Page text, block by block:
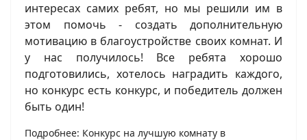
интересах самих ребят, но мы решили им в
этом помочь - создать дополнительную
мотивацию в благоустройстве своих комнат. И
у нас получилось! Все ребята хорошо
подготовились, хотелось наградить каждого,
но конкурс есть конкурс, и победитель должен
быть один!
Подробнее: Конкурс на лучшую комнату в